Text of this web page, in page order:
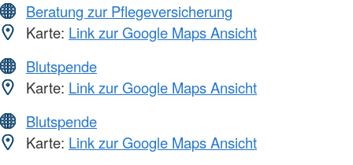
Beratung zur Pflegeversicherung
Karte: Link zur Google Maps Ansicht
Blutspende
Karte: Link zur Google Maps Ansicht
Blutspende
Karte: Link zur Google Maps Ansicht